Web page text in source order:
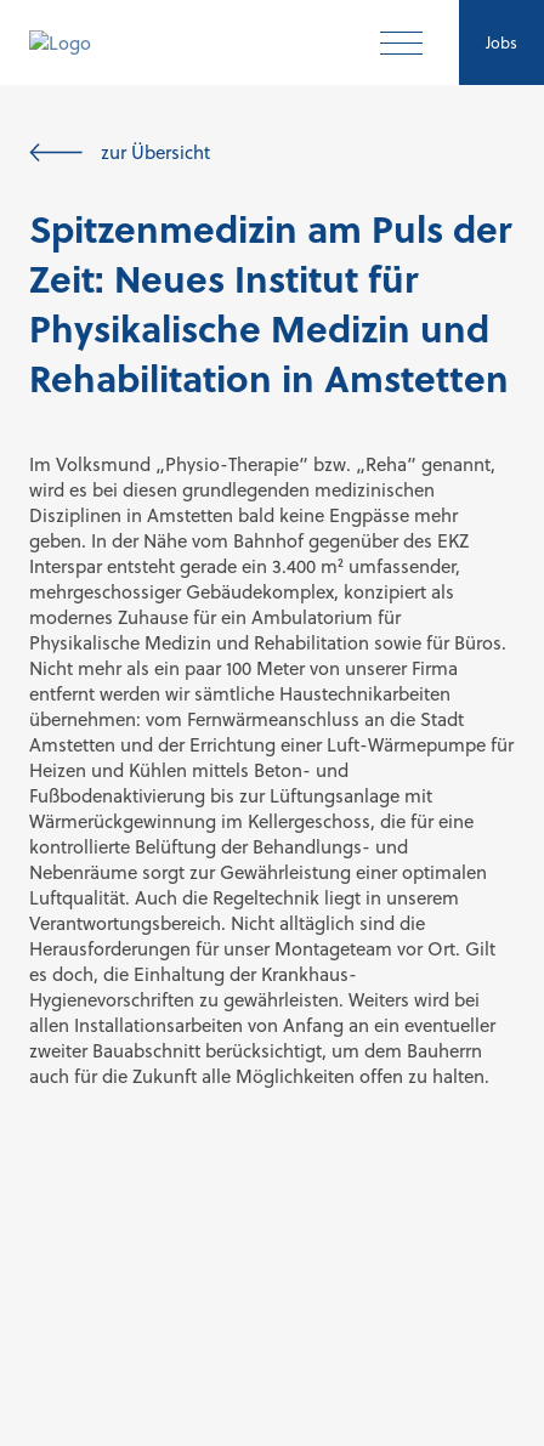
Jobs
zur Übersicht
Spitzenmedizin am Puls der
Zeit: Neues Institut für
Physikalische Medizin und
Rehabilitation in Amstetten
Im Volksmund „Physio-Therapie“ bzw. „Reha“ genannt,
wird es bei diesen grundlegenden medizinischen
Disziplinen in Amstetten bald keine Engpässe mehr
geben. In der Nähe vom Bahnhof gegenüber des EKZ
Interspar entsteht gerade ein 3.400 m² umfassender,
mehrgeschossiger Gebäudekomplex, konzipiert als
modernes Zuhause für ein Ambulatorium für
Physikalische Medizin und Rehabilitation sowie für Büros.
Nicht mehr als ein paar 100 Meter von unserer Firma
entfernt werden wir sämtliche Haustechnikarbeiten
übernehmen: vom Fernwärmeanschluss an die Stadt
Amstetten und der Errichtung einer Luft-Wärmepumpe für
Heizen und Kühlen mittels Beton- und
Fußbodenaktivierung bis zur Lüftungsanlage mit
Wärmerückgewinnung im Kellergeschoss, die für eine
kontrollierte Belüftung der Behandlungs- und
Nebenräume sorgt zur Gewährleistung einer optimalen
Luftqualität. Auch die Regeltechnik liegt in unserem
Verantwortungsbereich. Nicht alltäglich sind die
Herausforderungen für unser Montageteam vor Ort. Gilt
es doch, die Einhaltung der Krankhaus-
Hygienevorschriften zu gewährleisten. Weiters wird bei
allen Installationsarbeiten von Anfang an ein eventueller
zweiter Bauabschnitt berücksichtigt, um dem Bauherrn
auch für die Zukunft alle Möglichkeiten offen zu halten.